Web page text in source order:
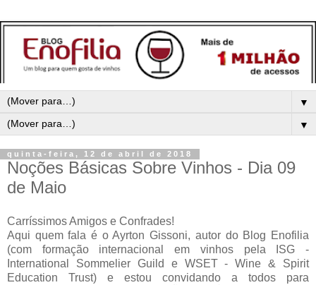
▼
▼
quinta-feira, 12 de abril de 2018
Noções Básicas Sobre Vinhos - Dia 09
de Maio
Carríssimos Amigos e Confrades!
Aqui quem fala é o Ayrton Gissoni, autor do Blog Enofilia
(com formação internacional em vinhos pela ISG -
International Sommelier Guild e WSET - Wine & Spirit
Education Trust) e estou convidando a todos para